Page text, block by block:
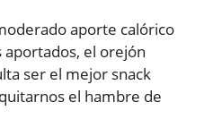
aporte calórico
el orejón
ser el mejor snack
el hambre de